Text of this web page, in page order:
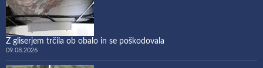
Z gliserjem trčila ob obalo in se poškodovala
09.08.2026